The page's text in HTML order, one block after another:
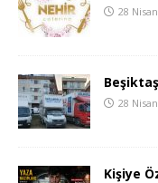
28
28
Kişiye